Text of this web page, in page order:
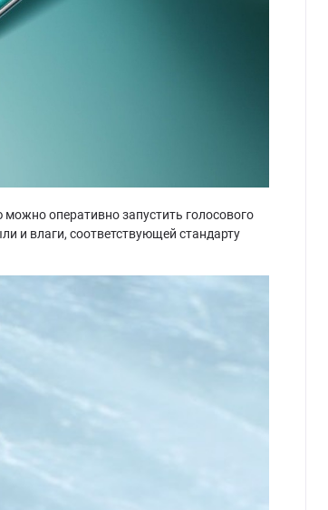
оперативно запустить голосового
и влаги, соответствующей стандарту